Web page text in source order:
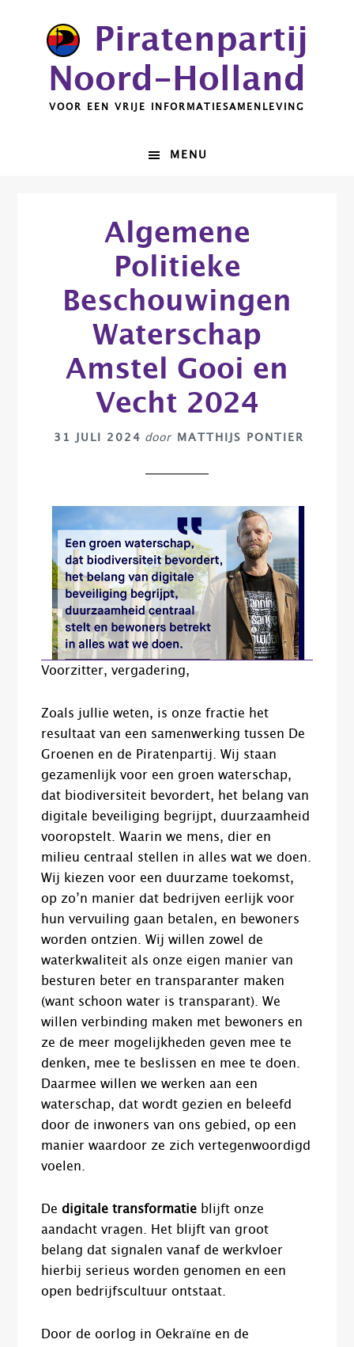
hoofdnavigatie
Piratenpartij
Noord-Holland
VOOR EEN VRIJE INFORMATIESAMENLEVING
MENU
Algemene
Politieke
Beschouwingen
Waterschap
Amstel Gooi en
Vecht 2024
31 JULI 2024 door MATTHIJS PONTIER
Voorzitter, vergadering,
Zoals jullie weten, is onze fractie het
resultaat van een samenwerking tussen De
Groenen en de Piratenpartij. Wij staan
gezamenlijk voor een groen waterschap,
dat biodiversiteit bevordert, het belang van
digitale beveiliging begrijpt, duurzaamheid
vooropstelt. Waarin we mens, dier en
milieu centraal stellen in alles wat we doen.
Wij kiezen voor een duurzame toekomst,
op zo’n manier dat bedrijven eerlijk voor
hun vervuiling gaan betalen, en bewoners
worden ontzien. Wij willen zowel de
waterkwaliteit als onze eigen manier van
besturen beter en transparanter maken
(want schoon water is transparant). We
willen verbinding maken met bewoners en
ze de meer mogelijkheden geven mee te
denken, mee te beslissen en mee te doen.
Daarmee willen we werken aan een
waterschap, dat wordt gezien en beleefd
door de inwoners van ons gebied, op een
manier waardoor ze zich vertegenwoordigd
voelen.
Dedigitale transformatie blijft onze
aandacht vragen. Het blijft van groot
belang dat signalen vanaf de werkvloer
hierbij serieus worden genomen en een
open bedrijfscultuur ontstaat.
Door de oorlog in Oekraïne en de